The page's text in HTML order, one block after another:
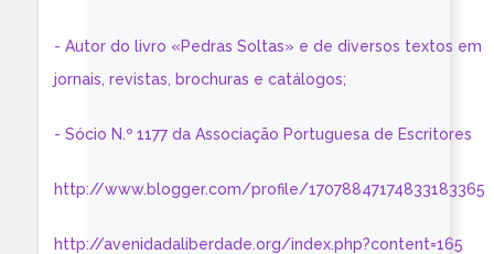
- Autor do livro «Pedras Soltas» e de diversos textos em
jornais, revistas, brochuras e catálogos;
- Sócio N.º 1177 da Associação Portuguesa de Escritores
http://www.blogger.com/profile/17078847174833183365
http://avenidadaliberdade.org/index.php?content=165